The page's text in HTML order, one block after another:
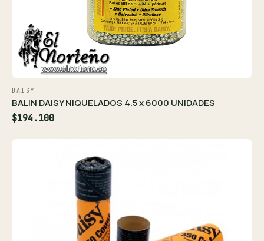
DAISY
BALIN DAISY NIQUELADOS 4.5 x 6000 UNIDADES
$194.100